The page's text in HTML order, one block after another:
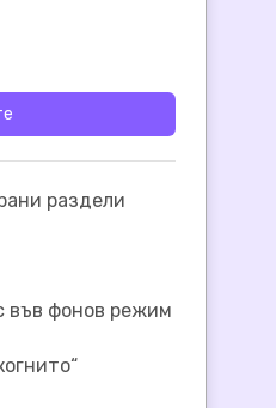
раздели
във фонов режим